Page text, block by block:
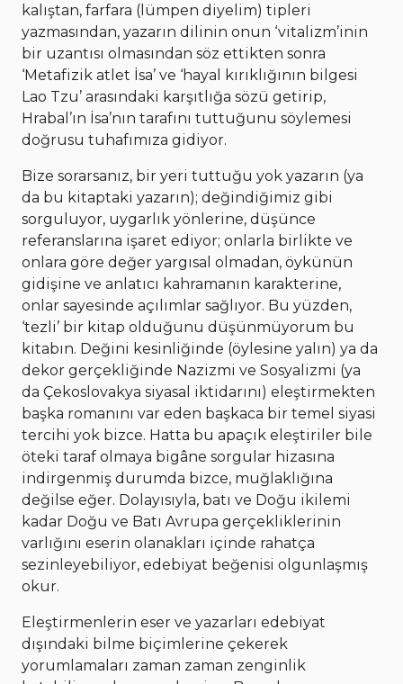
kalıştan, farfara (lümpen diyelim) tipleri
yazmasından, yazarın dilinin onun ‘vitalizm’inin
bir uzantısı olmasından söz ettikten sonra
‘Metafizik atlet İsa’ ve ‘hayal kırıklığının bilgesi
Lao Tzu’ arasındaki karşıtlığa sözü getirip,
Hrabal’ın İsa’nın tarafını tuttuğunu söylemesi
doğrusu tuhafımıza gidiyor.
Bize sorarsanız, bir yeri tuttuğu yok yazarın (ya
da bu kitaptaki yazarın); değindiğimiz gibi
sorguluyor, uygarlık yönlerine, düşünce
referanslarına işaret ediyor; onlarla birlikte ve
onlara göre değer yargısal olmadan, öykünün
gidişine ve anlatıcı kahramanın karakterine,
onlar sayesinde açılımlar sağlıyor. Bu yüzden,
‘tezli’ bir kitap olduğunu düşünmüyorum bu
kitabın. Değini kesinliğinde (öylesine yalın) ya da
dekor gerçekliğinde Nazizmi ve Sosyalizmi (ya
da Çekoslovakya siyasal iktidarını) eleştirmekten
başka romanını var eden başkaca bir temel siyasi
tercihi yok bizce. Hatta bu apaçık eleştiriler bile
öteki taraf olmaya bigâne sorgular hizasına
indirgenmiş durumda bizce, muğlaklığına
değilse eğer. Dolayısıyla, batı ve Doğu ikilemi
kadar Doğu ve Batı Avrupa gerçekliklerinin
varlığını eserin olanakları içinde rahatça
sezinleyebiliyor, edebiyat beğenisi olgunlaşmış
okur.
Eleştirmenlerin eser ve yazarları edebiyat
dışındaki bilme biçimlerine çekerek
yorumlamaları zaman zaman zenginlik